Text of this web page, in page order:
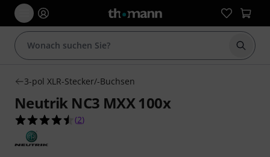
Suche
3-pol XLR-Stecker/-Buchsen
Neutrik NC3 MXX 100x
4.5 von 5 Sternen aus 2 Kundenbewertungen
(2)